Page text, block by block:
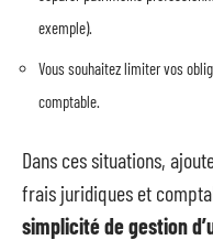
exemple).
Vous souhaitez limiter vos
comptable.
Dans ces situations,
frais juridiques et
simplicité de gestion